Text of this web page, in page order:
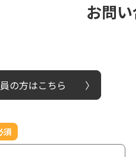
お問
の方はこちら
須